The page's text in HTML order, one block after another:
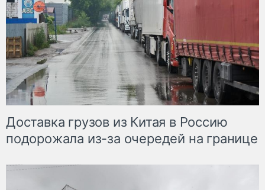
Доставка грузов из Китая в Россию
подорожала из-за очередей на границе